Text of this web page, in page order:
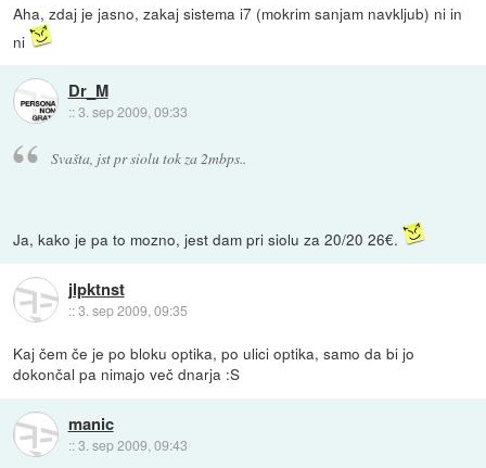
Aha, zdaj je jasno, zakaj sistema i7 (mokrim sanjam navkljub) ni in
ni
Dr_M
::3. sep 2009, 09:33
Svašta, jst pr siolu tok za 2mbps..
Ja, kako je pa to mozno, jest dam pri siolu za 20/20 26€.
jlpktnst
::3. sep 2009, 09:35
Kaj čem če je po bloku optika, po ulici optika, samo da bi jo
dokončal pa nimajo več dnarja :S
manic
::3. sep 2009, 09:43